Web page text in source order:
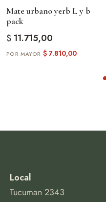
Mate urbano yerb L y b
pack
$11.715,00
$7.810,00
Local
Tucuman 2343